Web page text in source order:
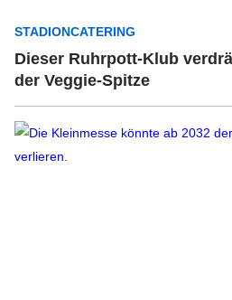
STADIONCATERING
Dieser Ruhrpott-Klub
der Veggie-Spitze